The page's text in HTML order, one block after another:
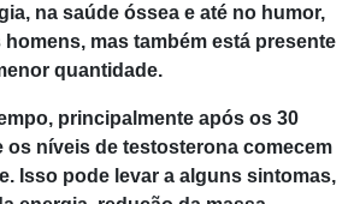
na saúde óssea e até no humor,
mas também está presente
quantidade.
principalmente após os 30
os níveis de testosterona comecem
Isso pode levar a alguns sintomas,